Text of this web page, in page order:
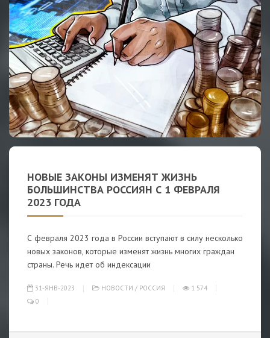
НОВЫЕ ЗАКОНЫ ИЗМЕНЯТ ЖИЗНЬ
БОЛЬШИНСТВА РОССИЯН С 1 ФЕВРАЛЯ
2023 ГОДА
С февраля 2023 года в России вступают в силу несколько
новых законов, которые изменят жизнь многих граждан
страны. Речь идет об индексации
31-ЯНВ-2023 НОВОСТИ / РОССИЯ
1 574
0